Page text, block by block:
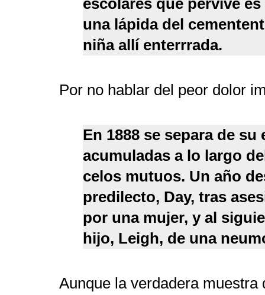
escolares que pervive
una lápida del
niña allí enterrrada.
Por no hablar del peor dolor
En 1888 se separa de
acumuladas a lo largo
celos mutuos. Un año
predilecto, Day, tras
por una mujer, y al
hijo, Leigh, de una
Aunque la verdadera